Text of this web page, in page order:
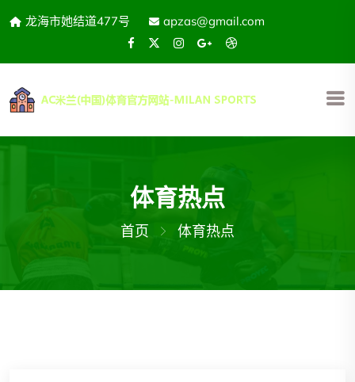
龙海市她结道477号 apzas@gmail.com
体育热点
首页 体育热点